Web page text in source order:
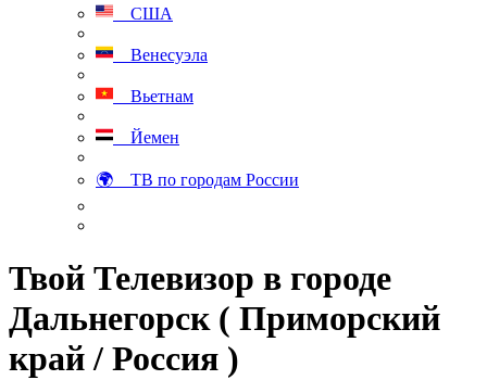
США
Венесуэла
Вьетнам
Йемен
🌍 ТВ по городам России
Твой Телевизор в городе
Дальнегорск ( Приморский
край / Россия )